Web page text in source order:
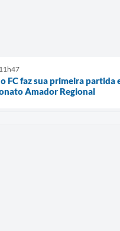
FC faz sua primeira partida
Amador Regional